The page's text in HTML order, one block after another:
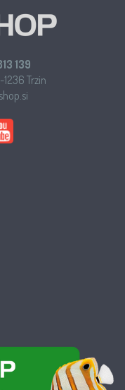
139
1236 Trzin